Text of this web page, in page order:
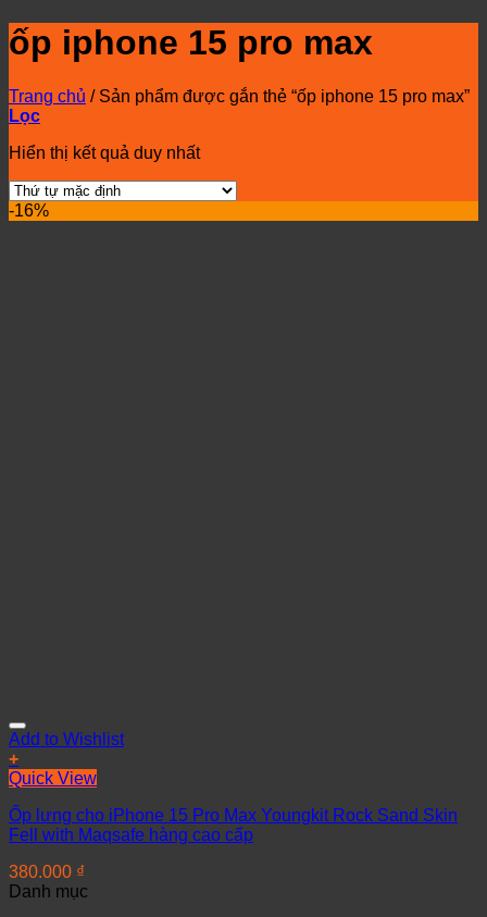
ốp iphone 15 pro max
Trang chủ /Sản phẩm được gắn thẻ “ốp iphone 15 pro max”
Lọc
Hiển thị kết quả duy nhất
-16%
Add to Wishlist
+
Quick View
Ốp lưng cho iPhone 15 Pro Max Youngkit Rock Sand Skin
Fell with Maqsafe hàng cao cấp
380.000 ₫
Danh mục